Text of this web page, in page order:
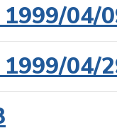
04/
04/